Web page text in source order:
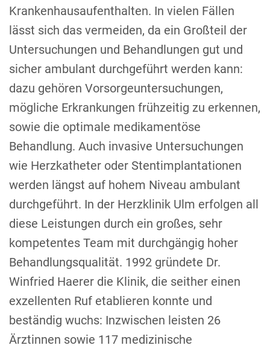
Krankenhausaufenthalten. In vielen Fällen
lässt sich das vermeiden, da ein Großteil der
Untersuchungen und Behandlungen gut und
sicher ambulant durchgeführt werden kann:
dazu gehören Vorsorgeuntersuchungen,
mögliche Erkrankungen frühzeitig zu erkennen,
sowie die optimale medikamentöse
Behandlung. Auch invasive Untersuchungen
wie Herzkatheter oder Stentimplantationen
werden längst auf hohem Niveau ambulant
durchgeführt. In der Herzklinik Ulm erfolgen all
diese Leistungen durch ein großes, sehr
kompetentes Team mit durchgängig hoher
Behandlungsqualität. 1992 gründete Dr.
Winfried Haerer die Klinik, die seither einen
exzellenten Ruf etablieren konnte und
beständig wuchs: Inzwischen leisten 26
Ärztinnen sowie 117 medizinische